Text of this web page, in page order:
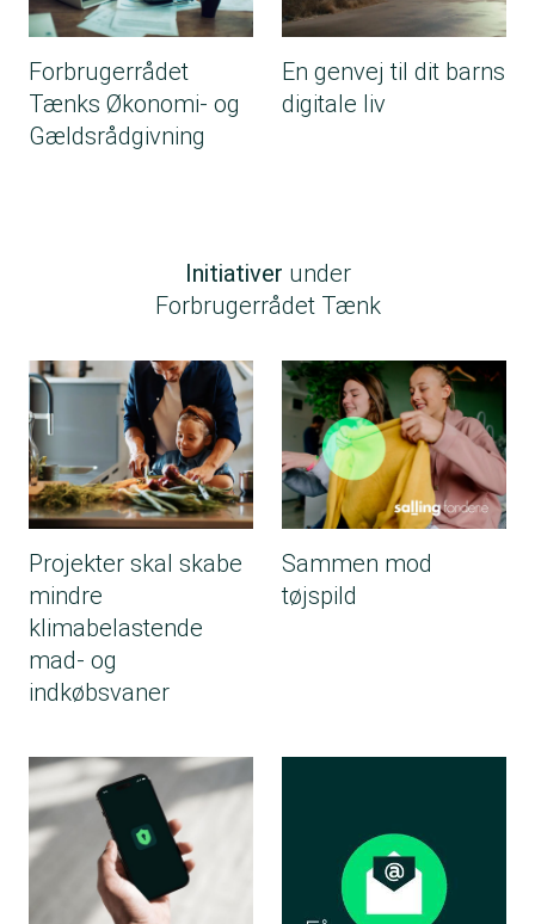
Forbrugerrådet
Tænks Økonomi- og
Gældsrådgivning
En genvej til dit barns
digitale liv
Initiativer under
Forbrugerrådet Tænk
Projekter skal skabe
mindre
klimabelastende
mad- og
indkøbsvaner
Sammen mod
tøjspild